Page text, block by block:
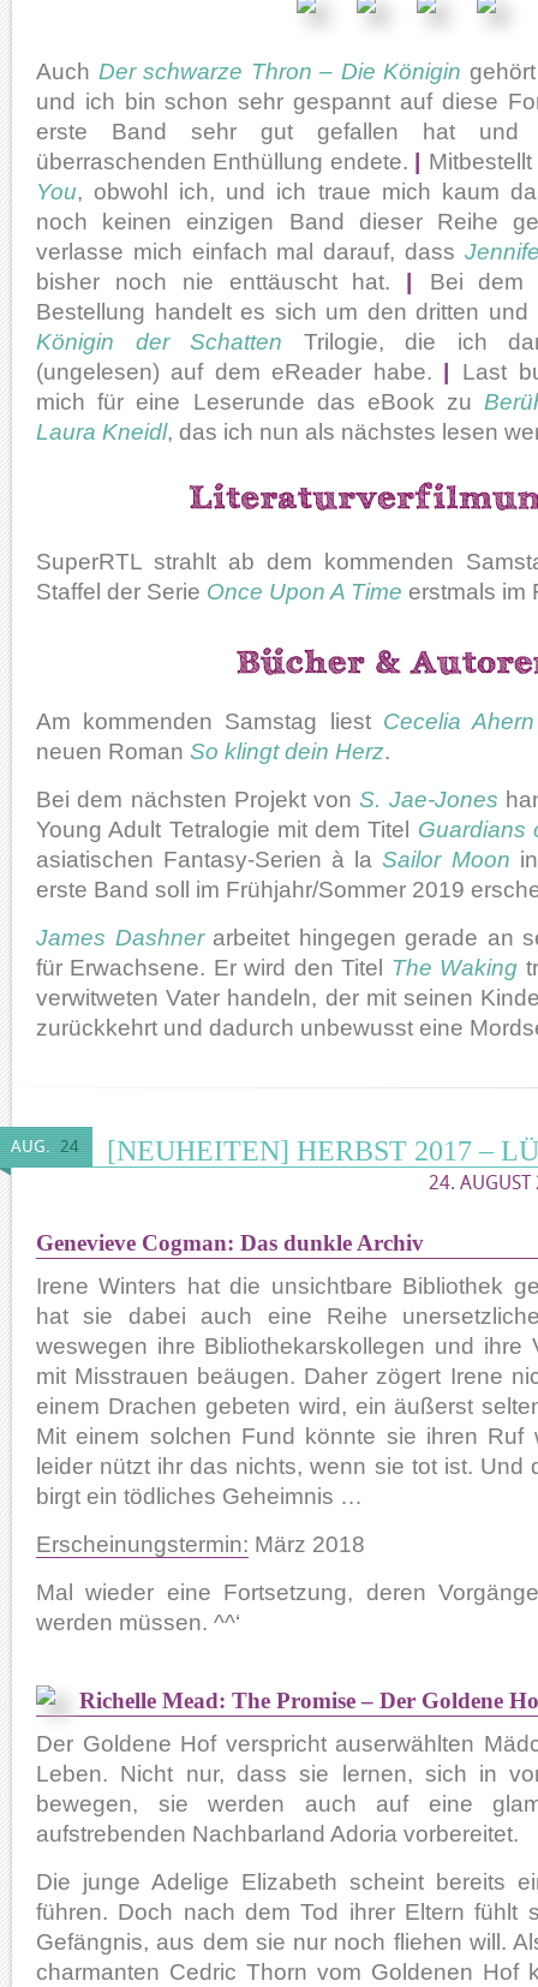
Auch Der schwarze Thron – Die Königin
und ich bin schon sehr gespannt auf diese
erste Band sehr gut gefallen hat und
überraschenden Enthüllung endete. |
You, obwohl ich, und ich traue mich kaum
noch keinen einzigen Band dieser Reihe
verlasse mich einfach mal darauf, dass
bisher noch nie enttäuscht hat. |
Bei dem
Bestellung handelt es sich um den dritten
Königin der Schatten Trilogie, die ich
(ungelesen) auf dem eReader habe. | Last
mich für eine Leserunde das eBook zu
Laura Kneidl, das ich nun als nächstes lesen
SuperRTL strahlt ab dem kommenden
Staffel der Serie Once Upon A Time erstmals im
Am kommenden Samstag liest Cecelia Ahern
neuen Roman So klingt dein Herz.
Bei dem nächsten Projekt vonS. Jae-Jones
Young Adult Tetralogie mit dem Titel Guardians
asiatischen Fantasy-Serien à laSailor Moon
erste Band soll im Frühjahr/Sommer 2019
James Dashnerarbeitet hingegen gerade an
für Erwachsene. Er wird den Titel The Waking
verwitweten Vater handeln, der mit seinen
zurückkehrt und dadurch unbewusst eine
AUG. 24 [NEUHEITEN] HERBST 2017 –
24.
Genevieve Cogman: Das dunkle Archiv
Irene Winters hat die unsichtbare Bibliothek
hat sie dabei auch eine Reihe
weswegen ihre Bibliothekarskollegen und ihre
mit Misstrauen beäugen. Daher zögert Irene
einem Drachen gebeten wird, ein äußerst
Mit einem solchen Fund könnte sie ihren Ruf
leider nützt ihr das nichts, wenn sie tot ist. Und
birgt ein tödliches Geheimnis …
Erscheinungstermin: März 2018
Mal wieder eine Fortsetzung, deren
werden müssen. ^^‘
Richelle Mead: The Promise – Der Goldene
Der Goldene Hof verspricht auserwählten
Leben. Nicht nur, dass sie lernen, sich in
bewegen, sie werden auch auf eine
aufstrebenden Nachbarland Adoria vorbereitet.
Die junge Adelige Elizabeth scheint bereits
führen. Doch nach dem Tod ihrer Eltern fühlt
Gefängnis, aus dem sie nur noch fliehen will.
charmanten Cedric Thorn vom Goldenen Hof